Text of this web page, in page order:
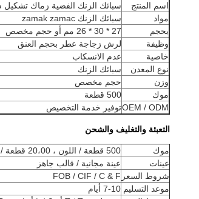
اسم المنتج
سبائك الزنك الفضية زماك
مواد
سبائك الزنك zamak zamac
بحجم
27 * 30 * 26 مم أو حجم مخصص
وظيفة
لرش زجاجة عطر بحجم العنق
خاصية
عدم الانسكاب
نوع المعدن
سبائك الزنك
وزن
حجم مخصص
موك
500 قطعة
OEM / ODMتوفير خدمة التخصيص
التعبئة والتغليف والشحن
موك
500 قطعة / اللون ، 20،00 قطعة / لون مخصص!
عينات
عينة مجانية / قالب جاهز
شروط السعر FOB / CIF / C & F
موعد التسليم 7-10 أيام